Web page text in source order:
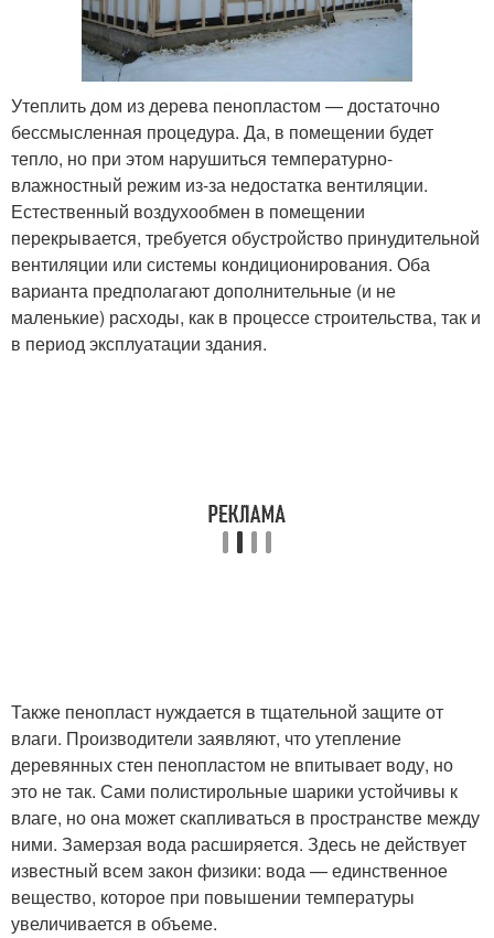
Утеплить дом из дерева пенопластом — достаточно
бессмысленная процедура. Да, в помещении будет
тепло, но при этом нарушиться температурно-
влажностный режим из-за недостатка вентиляции.
Естественный воздухообмен в помещении
перекрывается, требуется обустройство принудительной
вентиляции или системы кондиционирования. Оба
варианта предполагают дополнительные (и не
маленькие) расходы, как в процессе строительства, так и
в период эксплуатации здания.
Также пенопласт нуждается в тщательной защите от
влаги. Производители заявляют, что утепление
деревянных стен пенопластом не впитывает воду, но
это не так. Сами полистирольные шарики устойчивы к
влаге, но она может скапливаться в пространстве между
ними. Замерзая вода расширяется. Здесь не действует
известный всем закон физики: вода — единственное
вещество, которое при повышении температуры
увеличивается в объеме.